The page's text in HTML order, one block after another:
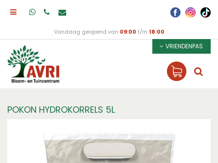
Vandaag geopend van 09:00 t/m 18:00
VRIENDENPAS
POKON HYDROKORRELS 5L